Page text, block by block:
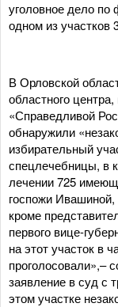
уголовное дело
одном из участков
В Орловской
областного
«Справедливой
обнаружили
избирательный
спецлечебницы, в
лечении 725
госпожи Ивашиной,
кроме
первого вице-
на этот участок в
проголосовали»,–
заявление в суд с
этом участке